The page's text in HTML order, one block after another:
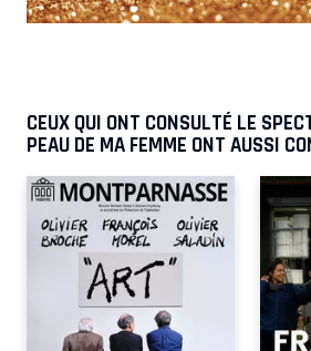
CEUX QUI ONT CONSULTÉ LE
PEAU DE MA FEMME ONT AUSSI